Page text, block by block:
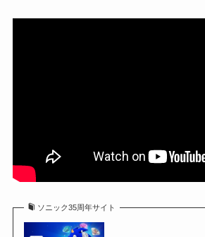
ソニック35周年サイト